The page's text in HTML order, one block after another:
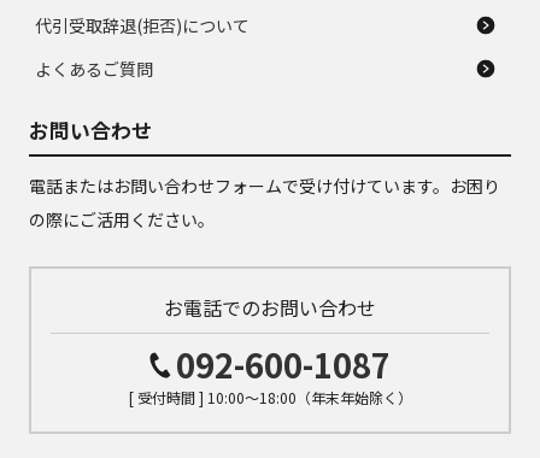
代引受取辞退(拒否)について
よくあるご質問
お問い合わせ
電話またはお問い合わせフォームで受け付けています。お困り
の際にご活用ください。
お電話でのお問い合わせ
092-600-1087
[ 受付時間 ] 10:00～18:00（年末年始除く）